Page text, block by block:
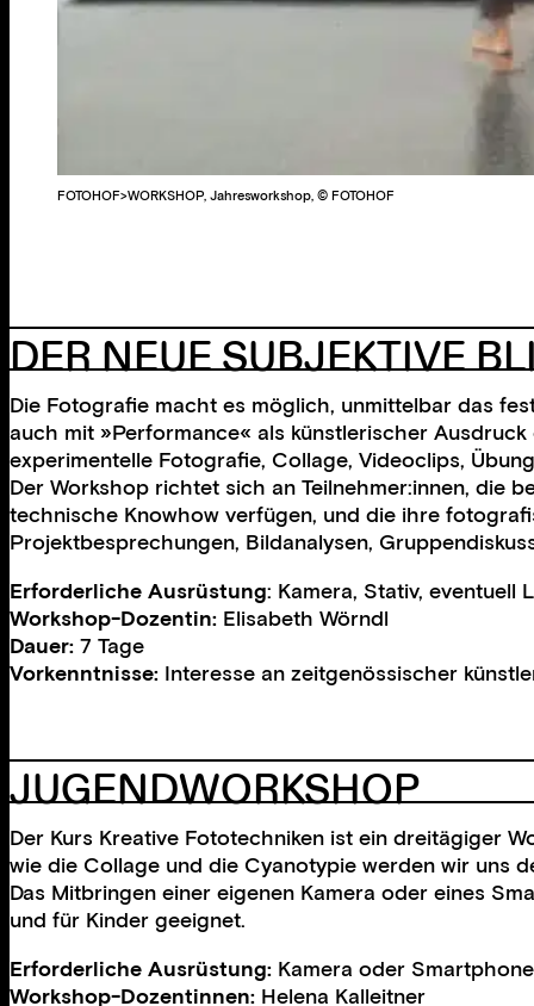
FOTOHOF>WORKSHOP, Jahresworkshop, © FOTOHOF
DER NEUE SUBJEKTIVE
Die Fotografie macht es möglich, unmittelbar das
auch mit »Performance« als künstlerischer
experimentelle Fotografie, Collage, Videoclips,
Der Workshop richtet sich an Teilnehmer:innen, die
technische Knowhow verfügen, und die ihre
Projektbesprechungen, Bildanalysen,
Erforderliche Ausrüstung: Kamera, Stativ, eventuell
Workshop-Dozentin: Elisabeth Wörndl
Dauer: 7 Tage
Vorkenntnisse: Interesse an zeitgenössischer
JUGEND­WORKSHOP
Der Kurs Kreative Fototechniken ist ein dreitägiger
wie die Collage und die Cyanotypie werden wir uns
Das Mitbringen einer eigenen Kamera oder eines
und für Kinder geeignet.
Erforderliche Ausrüstung: Kamera oder
Workshop-Dozentinnen: Helena Kalleitner